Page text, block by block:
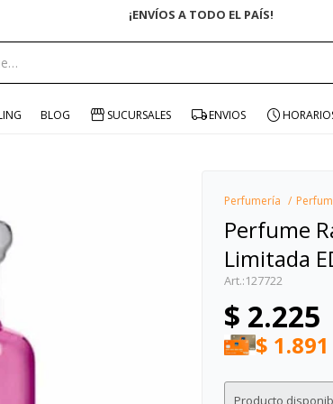
BLOG SUCURSALES ENVIOS
Perfumería
Perfume
Limitada
127722
$ 2.225
$ 1.891
Producto